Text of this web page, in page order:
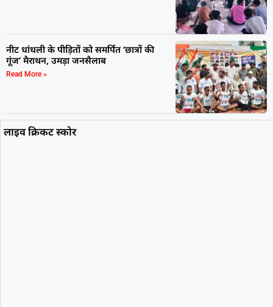
नीट धांधली के पीड़ितों को समर्पित ‘छात्रों की
गूंज’ मैराथन, उमड़ा जनसैलाब
Read More »
लाइव क्रिकट स्कोर